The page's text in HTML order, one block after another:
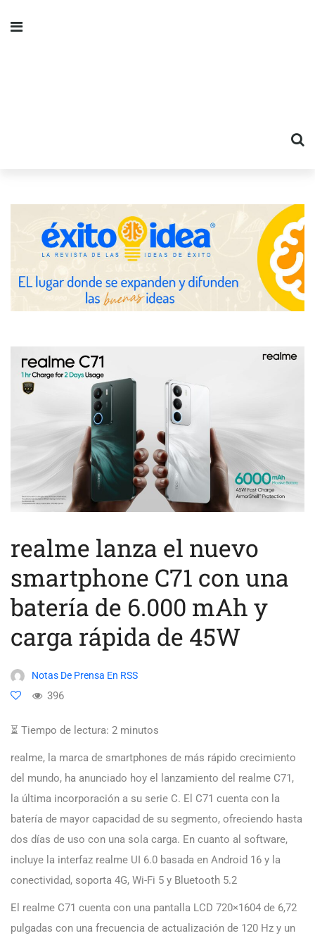
realme lanza el nuevo
smartphone C71 con una
batería de 6.000 mAh y
carga rápida de 45W
Notas De Prensa En RSS
396
⏳ Tiempo de lectura: 2 minutos
realme, la marca de smartphones de más rápido crecimiento
del mundo, ha anunciado hoy el lanzamiento del realme C71,
la última incorporación a su serie C. El C71 cuenta con la
batería de mayor capacidad de su segmento, ofreciendo hasta
dos días de uso con una sola carga. En cuanto al software,
incluye la interfaz realme UI 6.0 basada en Android 16 y la
conectividad, soporta 4G, Wi-Fi 5 y Bluetooth 5.2
El realme C71 cuenta con una pantalla LCD 720×1604 de 6,72
pulgadas con una frecuencia de actualización de 120 Hz y un